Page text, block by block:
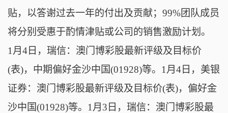
贴，以答谢过去一年的付出及贡献；99%团队成员
将分别受惠于酌情津贴或公司的销售激励计划。
1月4日，瑞信：澳门博彩股最新评级及目标价
(表)，中期偏好金沙中国(01928)等。1月4日，美银
证券：澳门博彩股最新评级及目标价(表)，偏好金
沙中国(01928)等。1月3日，瑞信：澳门博彩股最